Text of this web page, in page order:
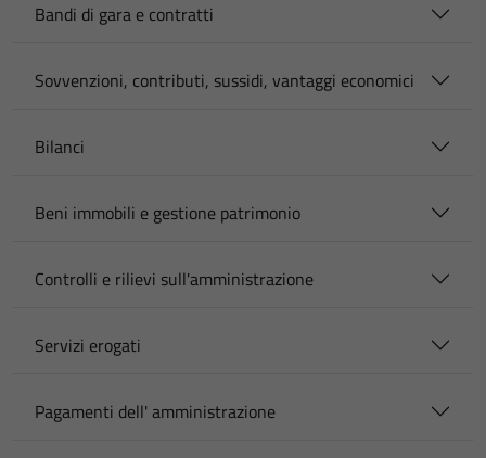
Bandi di gara e contratti
Sovvenzioni, contributi, sussidi, vantaggi economici
Bilanci
Beni immobili e gestione patrimonio
Controlli e rilievi sull'amministrazione
Servizi erogati
Pagamenti dell' amministrazione